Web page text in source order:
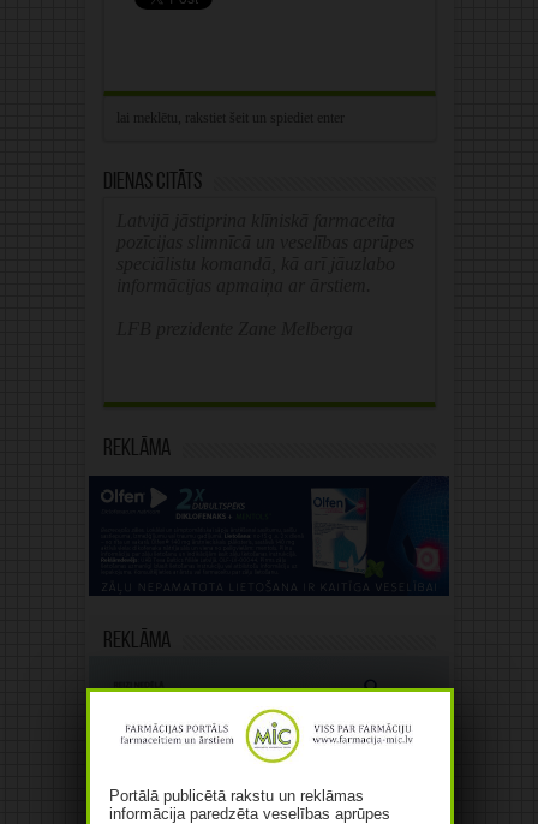
Dienas citāts
Reklāma
Reklāma
Portālā publicētā rakstu un reklāmas
informācija paredzēta veselības aprūpes